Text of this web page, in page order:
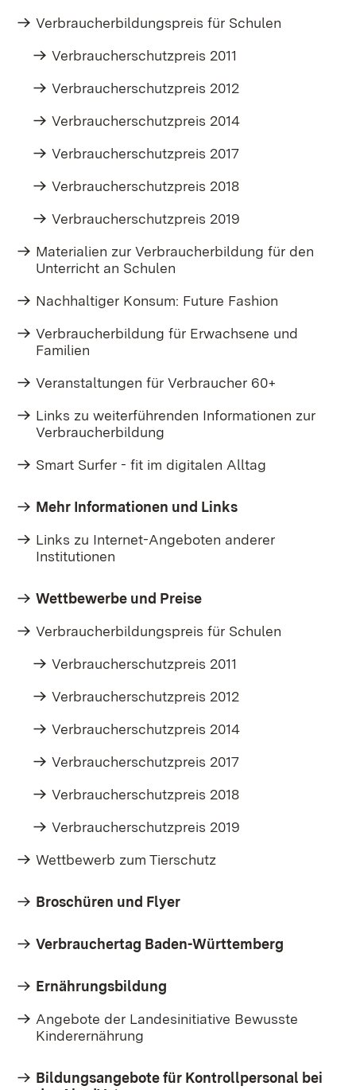
Verbraucherbildungspreis für Schulen
Verbraucherschutzpreis 2011
Verbraucherschutzpreis 2012
Verbraucherschutzpreis 2014
Verbraucherschutzpreis 2017
Verbraucherschutzpreis 2018
Verbraucherschutzpreis 2019
Materialien zur Verbraucherbildung für den
Unterricht an Schulen​
Nachhaltiger Konsum: Future Fashion
Verbraucherbildung für Erwachsene und
Familien
Veranstaltungen für Verbraucher 60+
Links zu weiterführenden Informationen zur
Verbraucherbildung
Smart Surfer - fit im digitalen Alltag
Mehr Informationen und Links
Links zu Internet-Angeboten anderer
Institutionen
Wettbewerbe und Preise
Verbraucherbildungspreis für Schulen
Verbraucherschutzpreis 2011
Verbraucherschutzpreis 2012
Verbraucherschutzpreis 2014
Verbraucherschutzpreis 2017
Verbraucherschutzpreis 2018
Verbraucherschutzpreis 2019
Wettbewerb zum Tierschutz
Broschüren und Flyer
Verbrauchertag Baden-Württemberg
Ernährungsbildung
Angebote der Landesinitiative Bewusste
Kinderernährung
Bildungsangebote für Kontrollpersonal bei